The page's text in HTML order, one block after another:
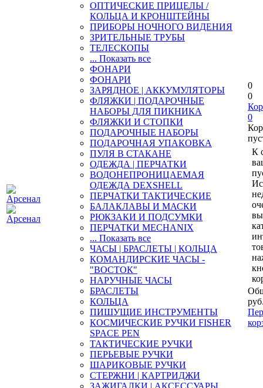
ОПТИЧЕСКИЕ ПРИЦЕЛЫ /
КОЛЬЦА И КРОНШТЕЙНЫ
ПРИБОРЫ НОЧНОГО ВИДЕНИЯ
ЗРИТЕЛЬНЫЕ ТРУБЫ
ТЕЛЕСКОПЫ
... Показать все
ФОНАРИ
ФОНАРИ
ЗАРЯДНОЕ | АККУМУЛЯТОРЫ
ФЛЯЖКИ | ПОДАРОЧНЫЕ
НАБОРЫ ДЛЯ ПИКНИКА
ФЛЯЖКИ И СТОПКИ
ПОДАРОЧНЫЕ НАБОРЫ
ПОДАРОЧНАЯ УПАКОВКА
ПУЛЯ В СТАКАНЕ
ОДЕЖДА | ПЕРЧАТКИ
ВОДОНЕПРОНИЦАЕМАЯ
ОДЕЖДА DEXSHELL
ПЕРЧАТКИ ТАКТИЧЕСКИЕ
БАЛАКЛАВЫ И МАСКИ
РЮКЗАКИ И ПОДСУМКИ
ПЕРЧАТКИ MECHANIX
... Показать все
ЧАСЫ | БРАСЛЕТЫ | КОЛЬЦА
КОМАНДИРСКИЕ ЧАСЫ -
"ВОСТОК"
НАРУЧНЫЕ ЧАСЫ
БРАСЛЕТЫ
КОЛЬЦА
ПИШУЩИЕ ИНСТРУМЕНТЫ
КОСМИЧЕСКИЕ РУЧКИ FISHER
SPACE PEN
ТАКТИЧЕСКИЕ РУЧКИ
ПЕРЬЕВЫЕ РУЧКИ
ШАРИКОВЫЕ РУЧКИ
СТЕРЖНИ | КАРТРИДЖИ
ЗАЖИГАЛКИ | АКСЕССУАРЫ
0
0
0
К